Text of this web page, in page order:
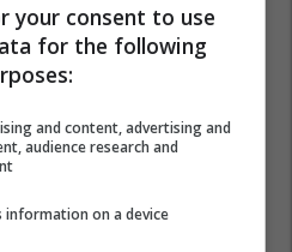
your consent to use
for the following
and content, advertising and
audience research and
information on a device